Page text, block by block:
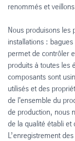
renommés et
Nous produisons les
installations :
permet de contrôler
produits à toutes les
composants sont
utilisés et des
de l'ensemble du
de production, nous
de la qualité établi
L’enregistrement